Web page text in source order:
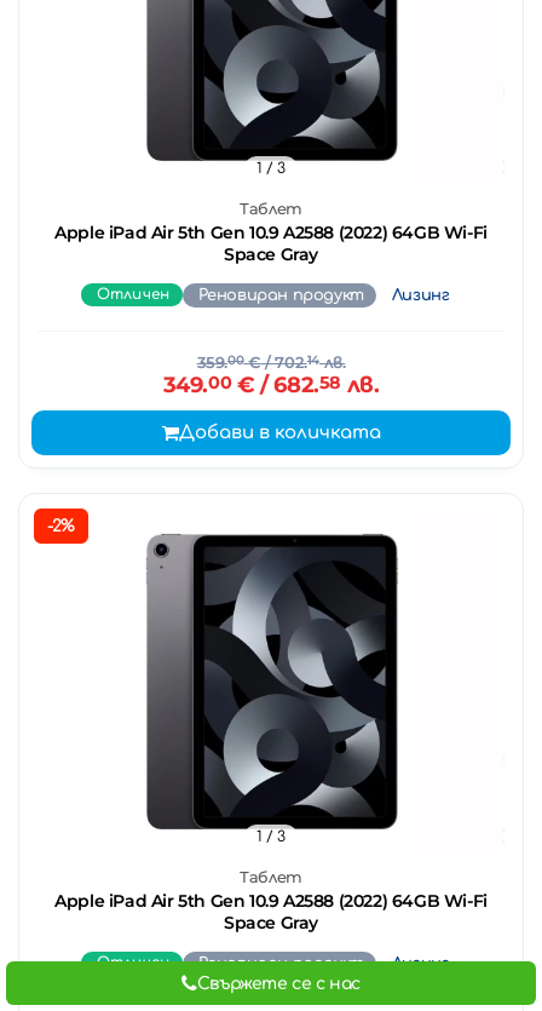
Таблет
Apple iPad Air 5th Gen 10.9 A2588 (2022) 64GB Wi-Fi
Space Gray
1 / 3
Отличен Реновиран продукт Лизинг
359.00€/ 702.14лв.
349.00€ / 682.58 лв.
Добави в количката
-2%
Таблет
Apple iPad Air 5th Gen 10.9 A2588 (2022) 64GB Wi-Fi
Space Gray
1 / 3
Отличен Реновиран продукт Лизинг
Свържете се с нас